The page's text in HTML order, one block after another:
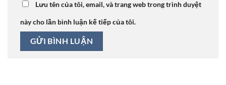
Lưu tên của tôi, email, và trang web trong trình duyệt
này cho lần bình luận kế tiếp của tôi.